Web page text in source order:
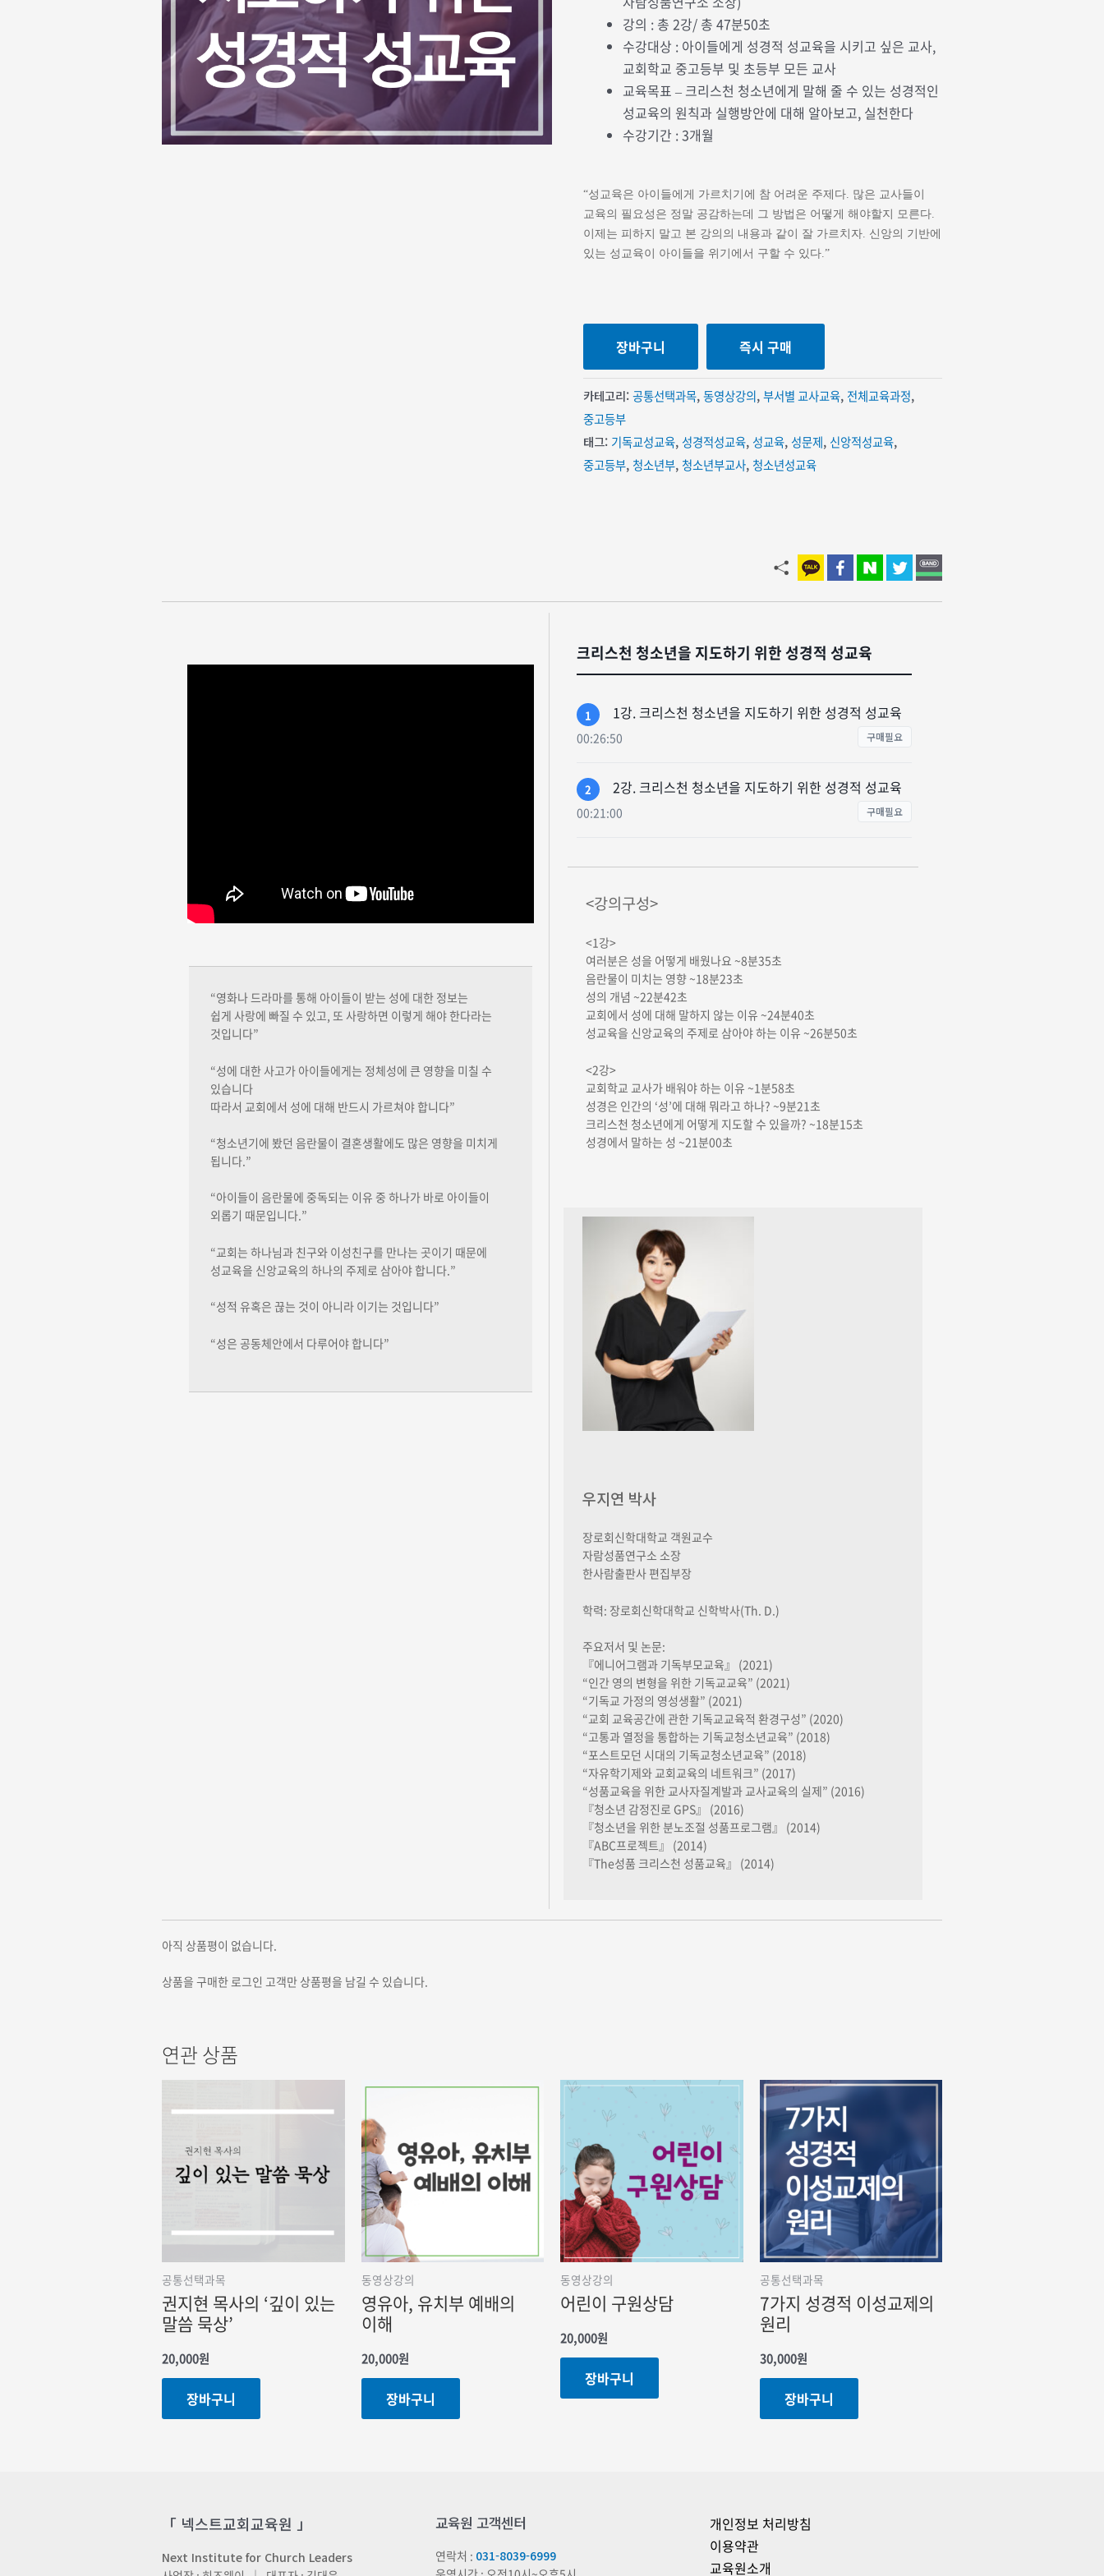
강의 : 총 2강/ 총 47분50초
수강대상 : 아이들에게 성경적 성교육을 시키고 싶은 교사,
교회학교 중고등부 및 초등부 모든 교사
교육목표 – 크리스천 청소년에게 말해 줄 수 있는 성경적인
성교육의 원칙과 실행방안에 대해 알아보고, 실천한다
수강기간 : 3개월
“성교육은 아이들에게 가르치기에 참 어려운 주제다. 많은 교사들이
교육의 필요성은 정말 공감하는데 그 방법은 어떻게 해야할지 모른다.
이제는 피하지 말고 본 강의의 내용과 같이 잘 가르치자. 신앙의 기반에
있는 성교육이 아이들을 위기에서 구할 수 있다.”
장바구니 즉시 구매
카테고리:공통선택과목,동영상강의,부서별 교사교육, 전체교육과정,
중고등부
태그: 기독교성교육, 성경적성교육, 성교육, 성문제, 신앙적성교육,
중고등부, 청소년부, 청소년부교사, 청소년성교육
“영화나 드라마를 통해 아이들이 받는 성에 대한 정보는
쉽게 사랑에 빠질 수 있고, 또 사랑하면 이렇게 해야 한다라는
것입니다”
“성에 대한 사고가 아이들에게는 정체성에 큰 영향을 미칠 수
있습니다
따라서 교회에서 성에 대해 반드시 가르쳐야 합니다”
“청소년기에 봤던 음란물이 결혼생활에도 많은 영향을 미치게
됩니다.”
“아이들이 음란물에 중독되는 이유 중 하나가 바로 아이들이
외롭기 때문입니다.”
“교회는 하나님과 친구와 이성친구를 만나는 곳이기 때문에
성교육을 신앙교육의 하나의 주제로 삼아야 합니다.”
“성적 유혹은 끊는 것이 아니라 이기는 것입니다”
“성은 공동체안에서 다루어야 합니다”
크리스천 청소년을 지도하기 위한 성경적 성교육
1 1강. 크리스천 청소년을 지도하기 위한 성경적 성교육
00:26:50 구매필요
2 2강. 크리스천 청소년을 지도하기 위한 성경적 성교육
00:21:00 구매필요
<강의구성>
<1강>
여러분은 성을 어떻게 배웠나요 ~8분35초
음란물이 미치는 영향 ~18분23초
성의 개념 ~22분42초
교회에서 성에 대해 말하지 않는 이유 ~24분40초
성교육을 신앙교육의 주제로 삼아야 하는 이유 ~26분50초
<2강>
교회학교 교사가 배워야 하는 이유 ~1분58초
성경은 인간의 ‘성’에 대해 뭐라고 하나? ~9분21초
크리스천 청소년에게 어떻게 지도할 수 있을까? ~18분15초
성경에서 말하는 성 ~21분00초
우지연 박사
장로회신학대학교 객원교수
자람성품연구소 소장
한사람출판사 편집부장
학력: 장로회신학대학교 신학박사(Th. D.)
주요저서 및 논문:
『에니어그램과 기독부모교육』 (2021)
“인간 영의 변형을 위한 기독교교육” (2021)
“기독교 가정의 영성생활” (2021)
“교회 교육공간에 관한 기독교교육적 환경구성” (2020)
“고통과 열정을 통합하는 기독교청소년교육” (2018)
“포스트모던 시대의 기독교청소년교육” (2018)
“자유학기제와 교회교육의 네트워크” (2017)
“성품교육을 위한 교사자질계발과 교사교육의 실제” (2016)
『청소년 감정진로 GPS』 (2016)
『청소년을 위한 분노조절 성품프로그램』 (2014)
『ABC프로젝트』 (2014)
『The성품 크리스천 성품교육』 (2014)
아직 상품평이 없습니다.
상품을 구매한 로그인 고객만 상품평을 남길 수 있습니다.
연관 상품
공통선택과목
권지현 목사의 ‘깊이 있는
말씀 묵상’
20,000원
장바구니
동영상강의
영유아, 유치부 예배의
이해
20,000원
장바구니
동영상강의
어린이 구원상담
20,000원
장바구니
공통선택과목
7가지 성경적 이성교제의
원리
30,000원
장바구니
「 넥스트교회교육원 」
Next Institute for Church Leaders
교육원 고객센터
연락처 : 031-8039-6999
개인정보 처리방침
이용약관
교육원소개